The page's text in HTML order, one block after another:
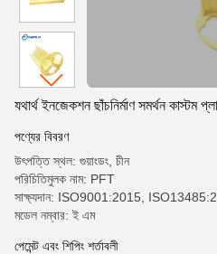
যথার্থ ইনজেকশন ছাঁচনির্মাণ সমর্থন কাস্টম
পণ্যের বিবরণ
উৎপত্তি স্থল: গুয়াংডং, চীন
পরিচিতিমুলক নাম: PFT
সাক্ষ্যদান: ISO9001:2015,
মডেল নম্বার: ই এম
পেমেন্ট এবং শিপিং শর্তাবলী